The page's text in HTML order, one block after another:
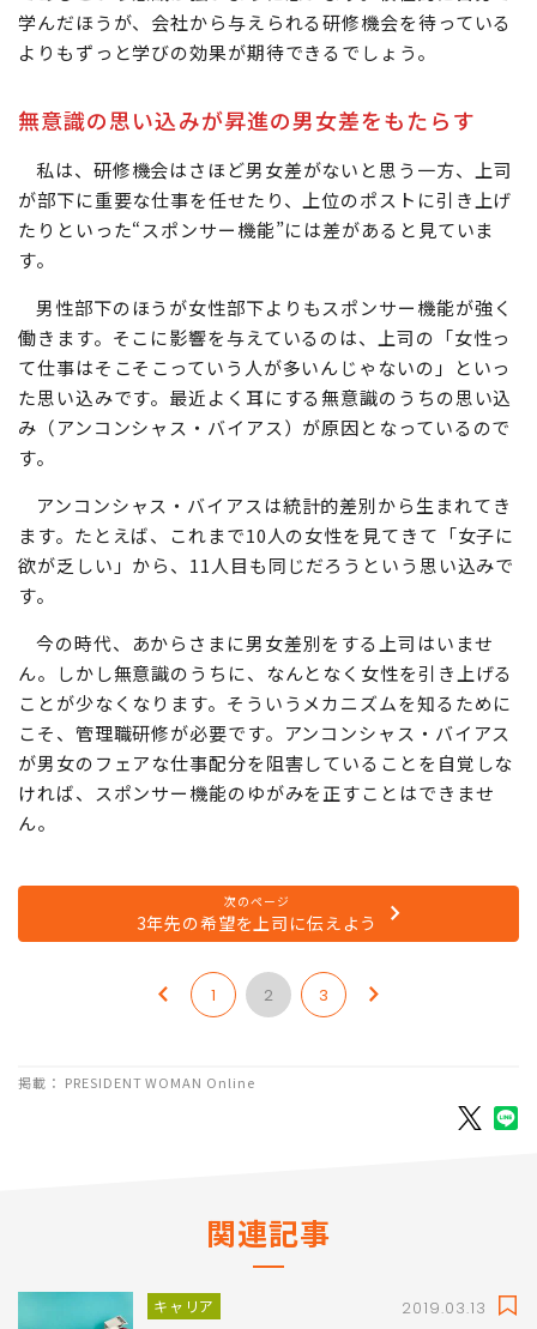
学んだほうが、会社から与えられる研修機会を待っている
よりもずっと学びの効果が期待できるでしょう。
無意識の思い込みが昇進の男女差をもたらす
私は、研修機会はさほど男女差がないと思う一方、上司
が部下に重要な仕事を任せたり、上位のポストに引き上げ
たりといった“スポンサー機能”には差があると見ていま
す。
男性部下のほうが女性部下よりもスポンサー機能が強く
働きます。そこに影響を与えているのは、上司の「女性っ
て仕事はそこそこっていう人が多いんじゃないの」といっ
た思い込みです。最近よく耳にする無意識のうちの思い込
み（アンコンシャス・バイアス）が原因となっているので
す。
アンコンシャス・バイアスは統計的差別から生まれてき
ます。たとえば、これまで10人の女性を見てきて「女子に
欲が乏しい」から、11人目も同じだろうという思い込みで
す。
今の時代、あからさまに男女差別をする上司はいませ
ん。しかし無意識のうちに、なんとなく女性を引き上げる
ことが少なくなります。そういうメカニズムを知るために
こそ、管理職研修が必要です。アンコンシャス・バイアス
が男女のフェアな仕事配分を阻害していることを自覚しな
ければ、スポンサー機能のゆがみを正すことはできませ
ん。
次のページ
3年先の希望を上司に伝えよう
1 2 3
掲載： PRESIDENT WOMAN Online
関連記事
キャリア 2019.03.13